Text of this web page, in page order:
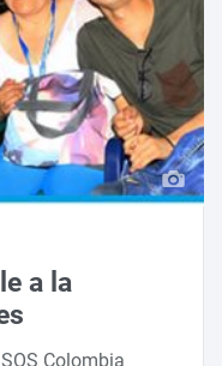
a la
Colombia